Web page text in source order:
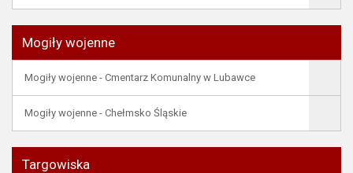
Mogiły wojenne
Mogiły wojenne - Cmentarz Komunalny w Lubawce
Mogiły wojenne - Chełmsko Śląskie
Targowiska